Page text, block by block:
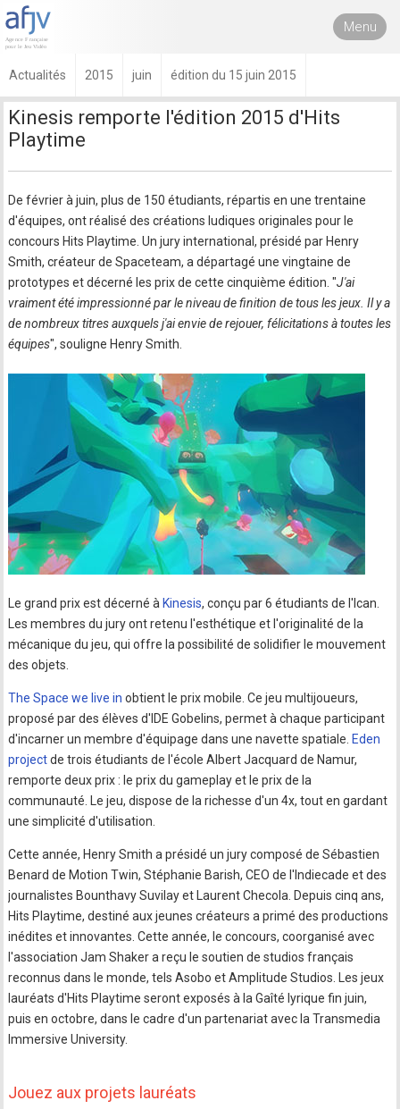
Menu
Actualités 2015 juin édition du 15 juin 2015
Kinesis remporte l'édition 2015 d'Hits
Playtime
De février à juin, plus de 150 étudiants, répartis en une trentaine
d'équipes, ont réalisé des créations ludiques originales pour le
concours Hits Playtime. Un jury international, présidé par Henry
Smith, créateur de Spaceteam, a départagé une vingtaine de
prototypes et décerné les prix de cette cinquième édition. "J'ai
vraiment été impressionné par le niveau de finition de tous les jeux. Il y a
de nombreux titres auxquels j'ai envie de rejouer, félicitations à toutes les
équipes", souligne Henry Smith.
Le grand prix est décerné à Kinesis, conçu par 6 étudiants de l'Ican.
Les membres du jury ont retenu l'esthétique et l'originalité de la
mécanique du jeu, qui offre la possibilité de solidifier le mouvement
des objets.
The Space we live in obtient le prix mobile. Ce jeu multijoueurs,
proposé par des élèves d'IDE Gobelins, permet à chaque participant
d'incarner un membre d'équipage dans une navette spatiale. Eden
projectde trois étudiants de l'école Albert Jacquard de Namur,
remporte deux prix : le prix du gameplay et le prix de la
communauté. Le jeu, dispose de la richesse d'un 4x, tout en gardant
une simplicité d'utilisation.
Cette année, Henry Smith a présidé un jury composé de Sébastien
Benard de Motion Twin, Stéphanie Barish, CEO de l'Indiecade et des
journalistes Bounthavy Suvilay et Laurent Checola. Depuis cinq ans,
Hits Playtime, destiné aux jeunes créateurs a primé des productions
inédites et innovantes. Cette année, le concours, coorganisé avec
l'association Jam Shaker a reçu le soutien de studios français
reconnus dans le monde, tels Asobo et Amplitude Studios. Les jeux
lauréats d'Hits Playtime seront exposés à la Gaîté lyrique fin juin,
puis en octobre, dans le cadre d'un partenariat avec la Transmedia
Immersive University.
Jouez aux projets lauréats